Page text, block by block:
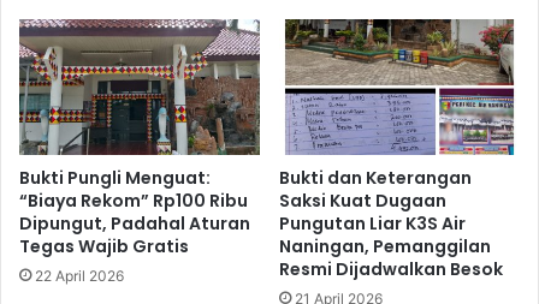
Bukti Pungli Menguat:
“Biaya Rekom” Rp100 Ribu
Dipungut, Padahal Aturan
Tegas Wajib Gratis
22 April 2026
Bukti dan Keterangan
Saksi Kuat Dugaan
Pungutan Liar K3S Air
Naningan, Pemanggilan
Resmi Dijadwalkan Besok
21 April 2026